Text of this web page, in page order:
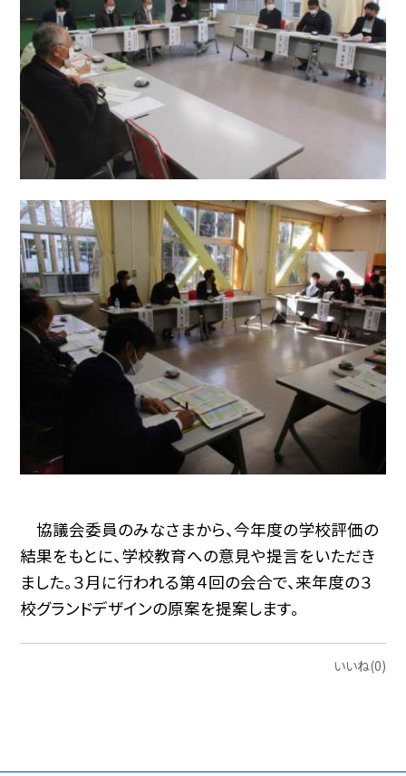
協議会委員のみなさまから、今年度の学校評価の
結果をもとに、学校教育への意見や提言をいただき
ました。３月に行われる第４回の会合で、来年度の３
校グランドデザインの原案を提案します。
いいね(0)